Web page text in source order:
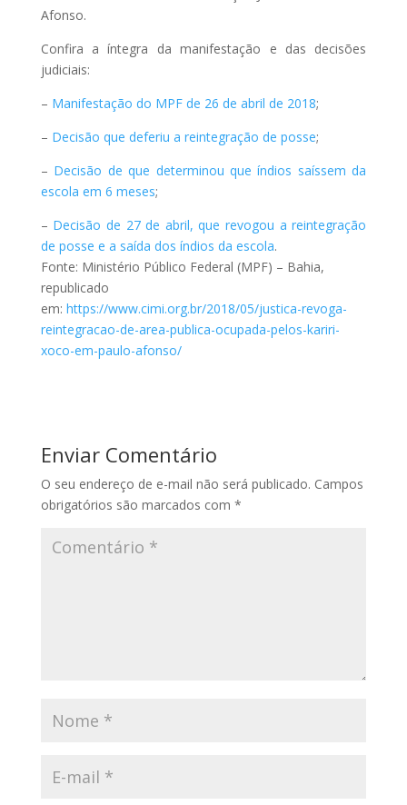
Afonso.
Confira a íntegra da manifestação e das decisões
judiciais:
– Manifestação do MPF de 26 de abril de 2018;
– Decisão que deferiu a reintegração de posse;
– Decisão de que determinou que índios saíssem da
escola em 6 meses;
– Decisão de 27 de abril, que revogou a reintegração
de posse e a saída dos índios da escola.
Fonte: Ministério Público Federal (MPF) – Bahia,
republicado
em: https://www.cimi.org.br/2018/05/justica-revoga-
reintegracao-de-area-publica-ocupada-pelos-kariri-
xoco-em-paulo-afonso/
Enviar Comentário
O seu endereço de e-mail não será publicado. Campos
obrigatórios são marcados com *